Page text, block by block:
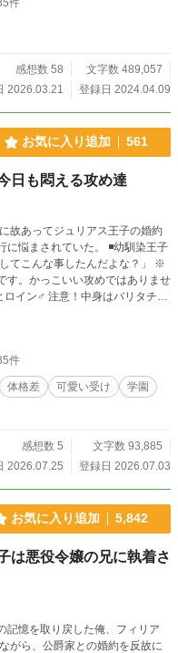
件
感想数 58
文字数 489,057
2026.03.21
登録日 2024.04.09
お気に入り追加 561
日も悶える攻め達
ていた。 ◾️幼馴染王子
てこんな事したんだよな？」 ※
す。かっこいい攻めではありませ
、エロが絡むシーン、攻めが変
くるので、話のタイトルに※は
件
体格差 可愛い受け
学園
感想数 5
文字数 93,885
2026.07.25
登録日 2026.07.03
お気に入り追加 5,842
は悪役令嬢の兄に執着さ
記憶を取り戻した俺、フィリア
がら、公爵家との婚約を反故に